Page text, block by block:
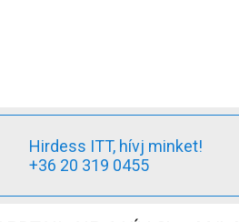
Hirdess ITT, hívj minket!
+36 20 319 0455